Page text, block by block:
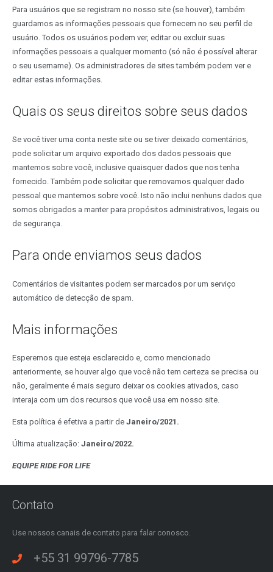
Para usuários que se registram no nosso site (se houver), também
guardamos as informações pessoais que fornecem no seu perfil de
usuário. Todos os usuários podem ver, editar ou excluir suas
informações pessoais a qualquer momento (só não é possível alterar
o seu username). Os administradores de sites também podem ver e
editar estas informações.
Quais os seus direitos sobre seus dados
Se você tiver uma conta neste site ou se tiver deixado comentários,
pode solicitar um arquivo exportado dos dados pessoais que
mantemos sobre você, inclusive quaisquer dados que nos tenha
fornecido. Também pode solicitar que removamos qualquer dado
pessoal que mantemos sobre você. Isto não inclui nenhuns dados que
somos obrigados a manter para propósitos administrativos, legais ou
de segurança.
Para onde enviamos seus dados
Comentários de visitantes podem ser marcados por um serviço
automático de detecção de spam.
Mais informações
Esperemos que esteja esclarecido e, como mencionado
anteriormente, se houver algo que você não tem certeza se precisa ou
não, geralmente é mais seguro deixar os cookies ativados, caso
interaja com um dos recursos que você usa em nosso site.
Esta política é efetiva a partir de Janeiro/2021.
Última atualização: Janeiro/2022.
EQUIPE RIDE FOR LIFE
Contato
Use nossos canais de contato para falar conosco.
+55 31 99796-7785